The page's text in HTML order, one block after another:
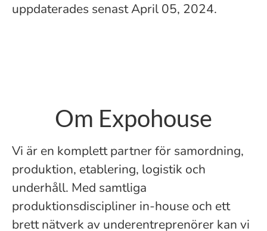
uppdaterades senast April 05, 2024.
Om Expohouse
Vi är en komplett partner för samordning,
produktion, etablering, logistik och
underhåll. Med samtliga
produktionsdiscipliner in-house och ett
brett nätverk av underentreprenörer kan vi